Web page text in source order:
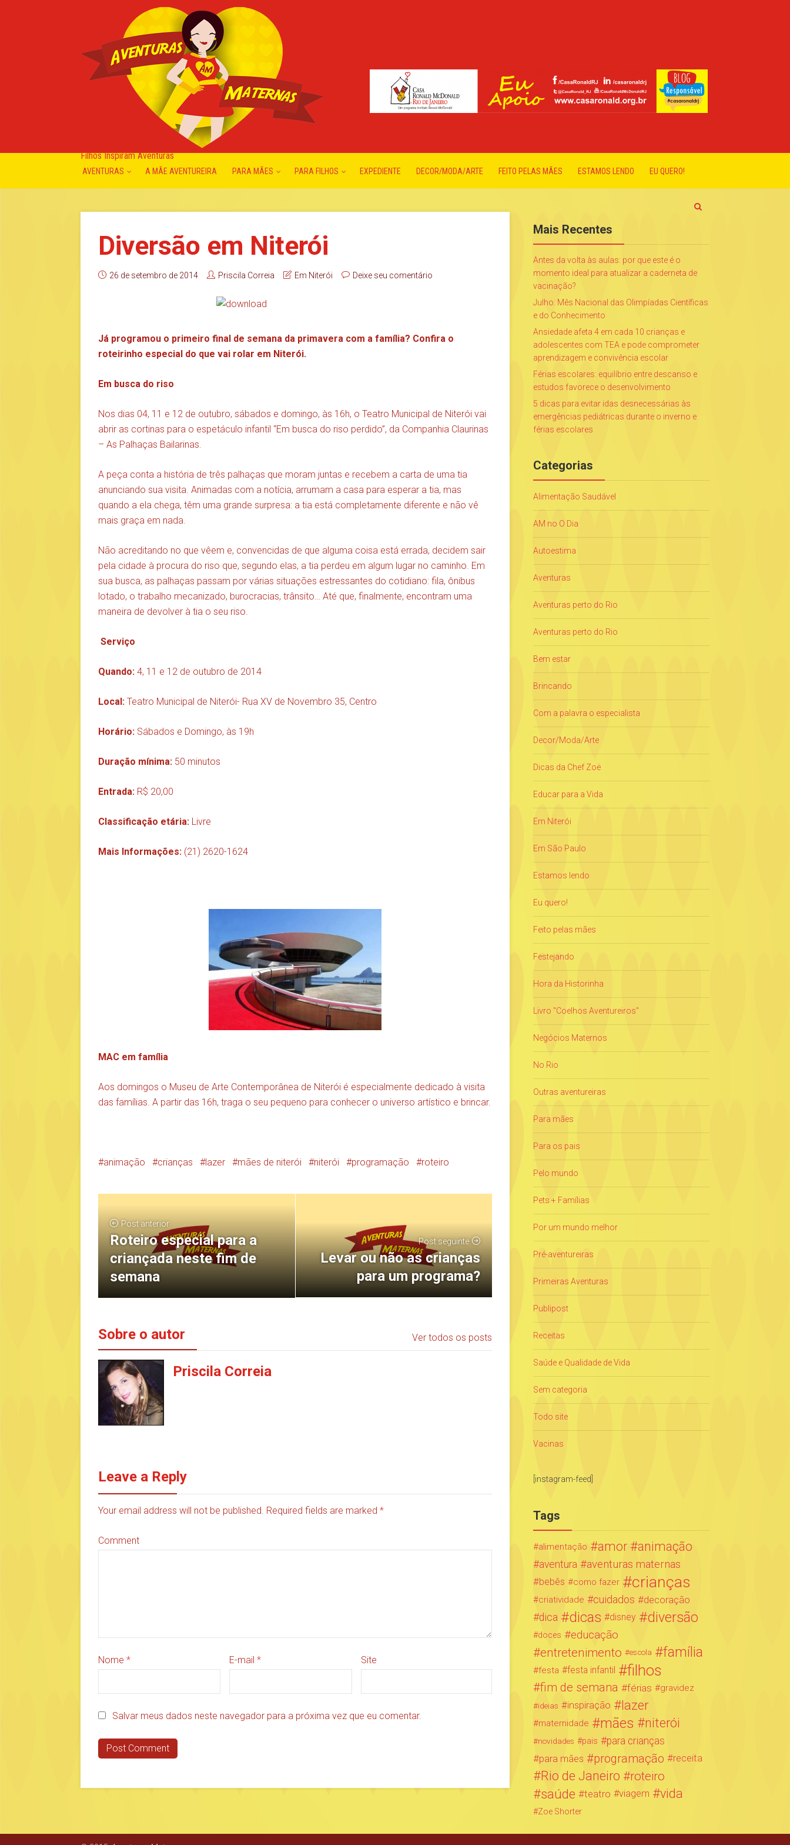
Filhos Inspiram Aventuras
AVENTURAS A MÃE AVENTUREIRA PARA MÃES PARA FILHOS EXPEDIENTE DECOR/MODA/ARTE FEITO PELAS MÃES ESTAMOS LENDO EU QUERO!
Diversão em Niterói
26 de setembro de 2014 Priscila Correia Em Niterói Deixe seu comentário
Já programou o primeiro final de semana da primavera com a família? Confira o
roteirinho especial do que vai rolar em Niterói.
Em busca do riso
Nos dias 04, 11 e 12 de outubro, sábados e domingo, às 16h, o Teatro Municipal de Niterói vai
abrir as cortinas para o espetáculo infantil “Em busca do riso perdido”, da Companhia Claurinas
– As Palhaças Bailarinas.
A peça conta a história de três palhaças que moram juntas e recebem a carta de uma tia
anunciando sua visita. Animadas com a notícia, arrumam a casa para esperar a tia, mas
quando a ela chega, têm uma grande surpresa: a tia está completamente diferente e não vê
mais graça em nada.
Não acreditando no que vêem e, convencidas de que alguma coisa está errada, decidem sair
pela cidade à procura do riso que, segundo elas, a tia perdeu em algum lugar no caminho. Em
sua busca, as palhaças passam por várias situações estressantes do cotidiano: fila, ônibus
lotado, o trabalho mecanizado, burocracias, trânsito… Até que, finalmente, encontram uma
maneira de devolver à tia o seu riso.
Serviço
Quando: 4, 11 e 12 de outubro de 2014
Local: Teatro Municipal de Niterói- Rua XV de Novembro 35, Centro
Horário: Sábados e Domingo, às 19h
Duração mínima: 50 minutos
Entrada: R$ 20,00
Classificação etária: Livre
Mais Informações: (21) 2620-1624
MAC em família
Aos domingos o Museu de Arte Contemporânea de Niterói é especialmente dedicado à visita
das famílias. A partir das 16h, traga o seu pequeno para conhecer o universo artístico e brincar.
animação crianças lazer mães de niterói niterói programação roteiro
Post anterior
Roteiro especial para a
criançada neste fim de
semana
Post seguinte
Levar ou não as crianças
para um programa?
Sobre o autor Ver todos os posts
Priscila Correia
Leave a Reply
Your email address will not be published. Required fields are marked *
Comment
Nome * E-mail* Site
Salvar meus dados neste navegador para a próxima vez que eu comentar.
Mais Recentes
Antes da volta às aulas: por que este é o
momento ideal para atualizar a caderneta de
vacinação?
Julho: Mês Nacional das Olimpíadas Científicas
e do Conhecimento
Ansiedade afeta 4 em cada 10 crianças e
adolescentes com TEA e pode comprometer
aprendizagem e convivência escolar
Férias escolares: equilíbrio entre descanso e
estudos favorece o desenvolvimento
5 dicas para evitar idas desnecessárias às
emergências pediátricas durante o inverno e
férias escolares
Categorias
Alimentação Saudável
AM no O Dia
Autoestima
Aventuras
Aventuras perto do Rio
Aventuras perto do Rio
Bem estar
Brincando
Com a palavra o especialista
Decor/Moda/Arte
Dicas da Chef Zoë
Educar para a Vida
Em Niterói
Em São Paulo
Estamos lendo
Eu quero!
Feito pelas mães
Festejando
Hora da Historinha
Livro "Coelhos Aventureiros"
Negócios Maternos
No Rio
Outras aventureiras
Para mães
Para os pais
Pelo mundo
Pets + Famílias
Por um mundo melhor
Pré-aventureiras
Primeiras Aventuras
Publipost
Receitas
Saúde e Qualidade de Vida
Sem categoria
Todo site
Vacinas
[instagram-feed]
Tags
alimentação amor animação
aventura aventuras maternas
bebês como fazer crianças
criatividade cuidados
decoração
dica
dicas disney diversão
doces educação
entretenimento escola família
festa festa infantil filhos
fim de semana férias gravidez
ideias inspiração lazer
maternidade mães niterói
novidades pais
para crianças
para mães
programação receita
Rio de Janeiro roteiro
saúde teatro viagem vida
Zoe Shorter